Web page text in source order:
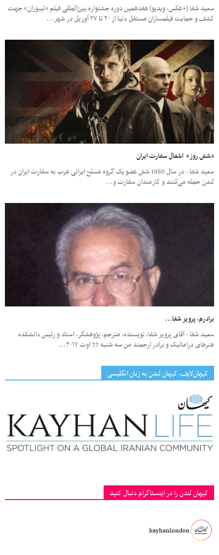
سعید شفا (+عکس، ویدیو) هفدهمین دوره جشنواره بین‌المللی فیلم «تیبوران» جهت
کشف و حمایت فیلمسازان مستقل دنیا از ۲۰ تا ۲۷ آوریل در شهر...
«شش روز» اشغال سفارت ایران
سعید شفا - در سال 1980 شش عضو یک گروه مسلح ایرانی عرب به سفارت ایران در
لندن حمله می‌کنند و کارمندان سفارت و...
برادرم، پرویز شفا…
سعید شفا - آقای پرویز شفا، نویسنده، مترجم، پژوهشگر، استاد و رئیس دانشکده
هنرهای دراماتیک و برادر ارجمند من سه شنبه 22 اوت ۲۰۱۷...
کیهان‌لایف، کیهان لندن به زبان انگلیسی
کیهان لندن را در اینستاگرام دنبال کنید
kayhanlondon